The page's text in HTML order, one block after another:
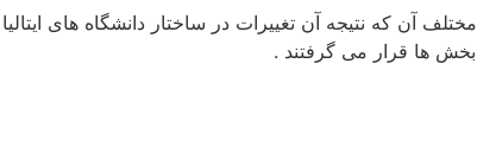
آن که نتیجه آن تغییرات در ساختار دانشگاه های